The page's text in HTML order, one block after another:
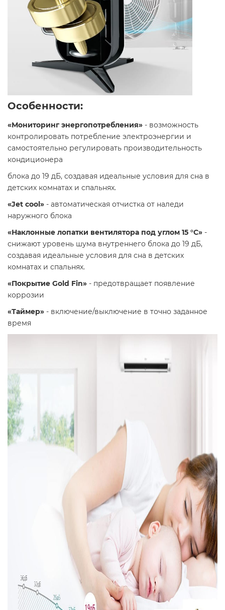
Особенности:
«Мониторинг энергопотребления» - возможность
контролировать потребление электроэнергии и
самостоятельно регулировать производительность
кондиционера
блока до 19 дБ, создавая идеальные условия для сна в
детских комнатах и спальнях.
«Jet cool» - автоматическая отчистка от наледи
наружного блока
«Наклонные лопатки вентилятора под углом 15 °С» -
снижают уровень шума внутреннего блока до 19 дБ,
создавая идеальные условия для сна в детских
комнатах и спальнях.
«Покрытие Gold Fin» - предотвращает появление
коррозии
«Таймер» - включение/выключение в точно заданное
время